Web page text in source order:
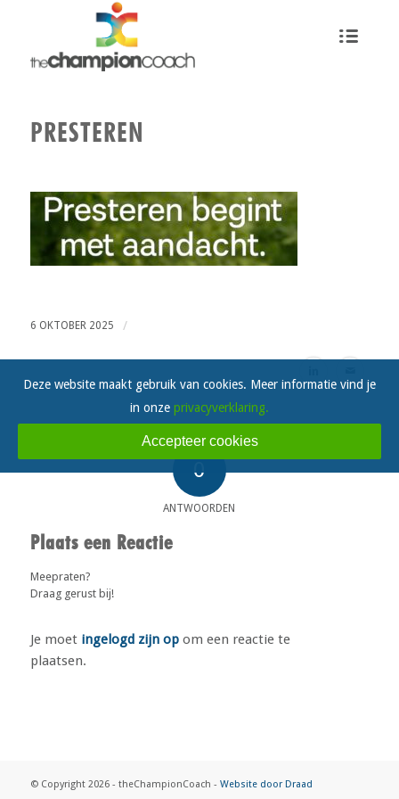
PRESTEREN
6 OKTOBER 2025 /
0
ANTWOORDEN
Plaats een Reactie
Meepraten?
Draag gerust bij!
Je moet ingelogd zijn opom een reactie te
plaatsen.
© Copyright 2026 - theChampionCoach - Website door Draad
Deze website maakt gebruik van cookies. Meer informatie vind je
in onze privacyverklaring.
Accepteer cookies